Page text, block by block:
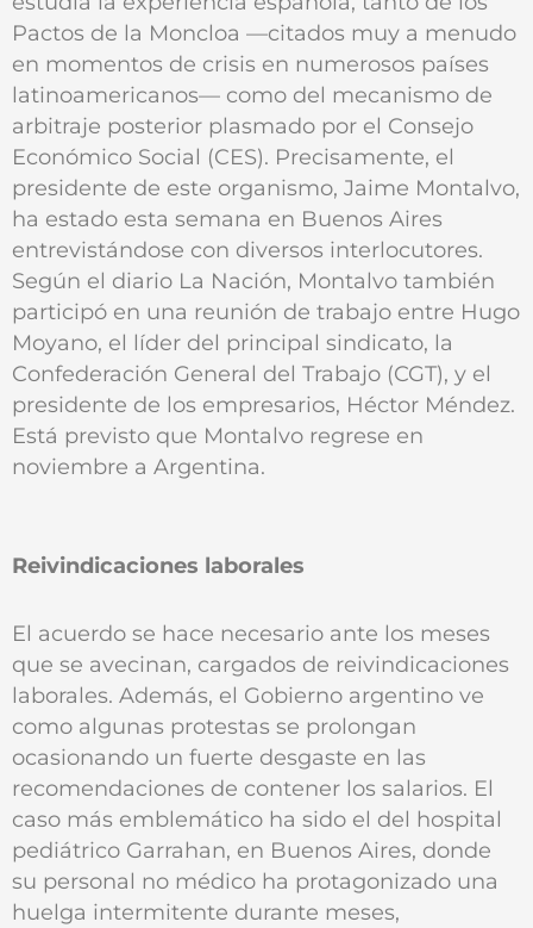
Pactos de la Moncloa —citados muy a menudo
en momentos de crisis en numerosos países
latinoamericanos— como del mecanismo de
arbitraje posterior plasmado por el Consejo
Económico Social (CES). Precisamente, el
presidente de este organismo, Jaime Montalvo,
ha estado esta semana en Buenos Aires
entrevistándose con diversos interlocutores.
Según el diario La Nación, Montalvo también
participó en una reunión de trabajo entre Hugo
Moyano, el líder del principal sindicato, la
Confederación General del Trabajo (CGT), y el
presidente de los empresarios, Héctor Méndez.
Está previsto que Montalvo regrese en
noviembre a Argentina.
Reivindicaciones laborales
El acuerdo se hace necesario ante los meses
que se avecinan, cargados de reivindicaciones
laborales. Además, el Gobierno argentino ve
como algunas protestas se prolongan
ocasionando un fuerte desgaste en las
recomendaciones de contener los salarios. El
caso más emblemático ha sido el del hospital
pediátrico Garrahan, en Buenos Aires, donde
su personal no médico ha protagonizado una
huelga intermitente durante meses,